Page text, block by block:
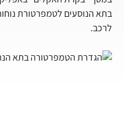
לרכב.